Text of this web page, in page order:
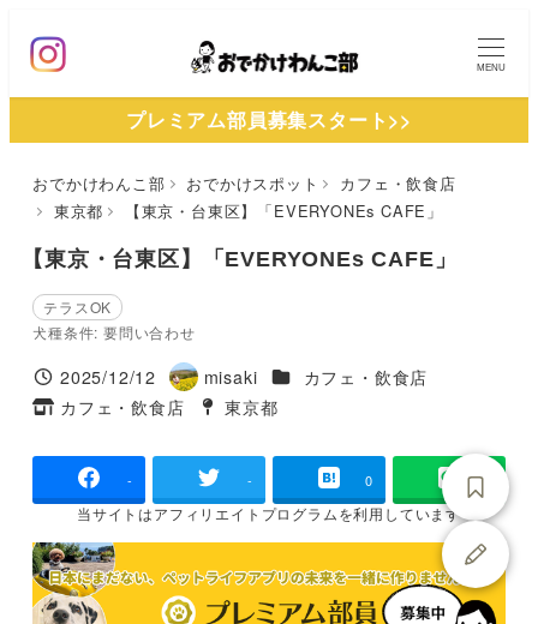
ン
MENU
プレミアム部員募集スタート>>
おでかけわんこ部 おでかけスポット
カフェ・飲食店
東京都
【東京・台東区】「EVERYONEs CAFE」
【東京・台東区】「EVERYONEs CAFE」
テラスOK
犬種条件: 要問い合わせ
投稿日
2025/12/12
著
者
misaki 施設ジャンル
カフェ・飲食店
タグ
カフェ・飲食店
タグ
東京都
- - 0
当サイトはアフィリエイトプログラムを利用しています